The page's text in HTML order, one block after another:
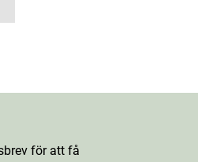
för att få